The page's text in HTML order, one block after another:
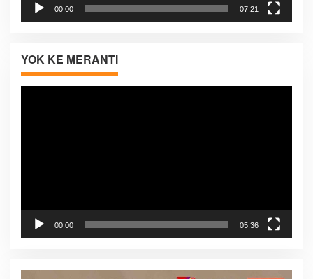
00:00 07:21
YOK KE MERANTI
Pemutar
00:00 05:36